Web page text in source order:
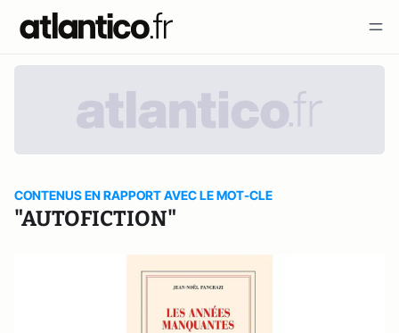
CONTENUS EN RAPPORT AVEC LE MOT-CLE
"AUTOFICTION"